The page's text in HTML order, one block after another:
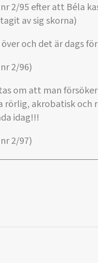
2/95 efter att Béla
av sig skorna)
och det är dags
2/96)
om att man
rörlig, akrobatisk och
idag!!!
2/97)